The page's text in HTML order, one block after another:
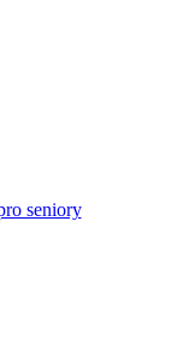
seniory